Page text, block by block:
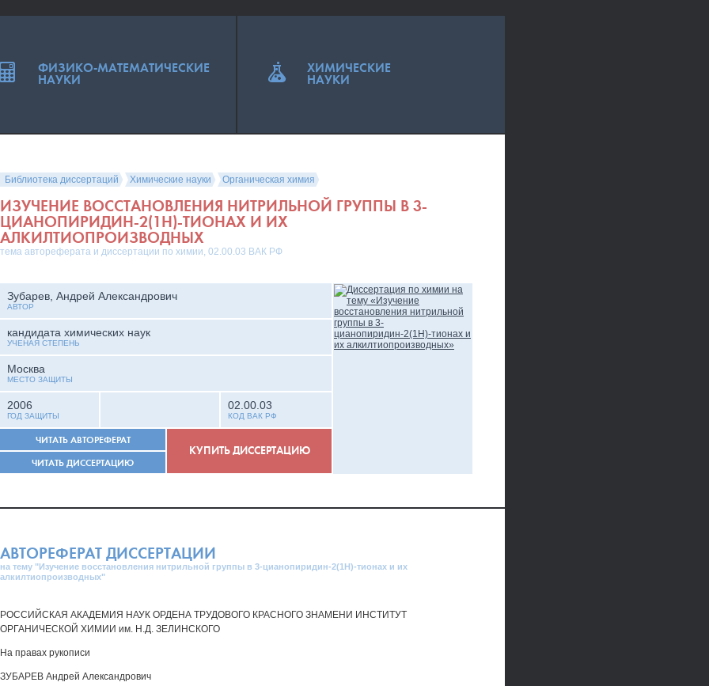
Библиотека диссертаций Химические науки Органическая химия
ИЗУЧЕНИЕ ВОССТАНОВЛЕНИЯ НИТРИЛЬНОЙ ГРУППЫ В 3-
ЦИАНОПИРИДИН-2(1Н)-ТИОНАХ И ИХ
АЛКИЛТИОПРОИЗВОДНЫХ
тема автореферата и диссертации по химии, 02.00.03 ВАК РФ
Зубарев, Андрей Александрович
АВТОР
кандидата химических наук
УЧЕНАЯ СТЕПЕНЬ
Москва
МЕСТО ЗАЩИТЫ
2006
ГОД ЗАЩИТЫ
02.00.03
КОД ВАК РФ
ЧИТАТЬ АВТОРЕФЕРАТ
ЧИТАТЬ ДИССЕРТАЦИЮ
КУПИТЬ ДИССЕРТАЦИЮ
АВТОРЕФЕРАТ ДИССЕРТАЦИИ
на тему "Изучение восстановления нитрильной группы в 3-цианопиридин-2(1Н)-тионах и их
алкилтиопроизводных"
РОССИЙСКАЯ АКАДЕМИЯ НАУК ОРДЕНА ТРУДОВОГО КРАСНОГО ЗНАМЕНИ ИНСТИТУТ
ОРГАНИЧЕСКОЙ ХИМИИ им. Н.Д. ЗЕЛИНСКОГО
На правах рукописи
ЗУБАРЕВ Андрей Александрович
ФИЗИКО-МАТЕМАТИЧЕСКИЕ
НАУКИ
ХИМИЧЕСКИЕ
НАУКИ